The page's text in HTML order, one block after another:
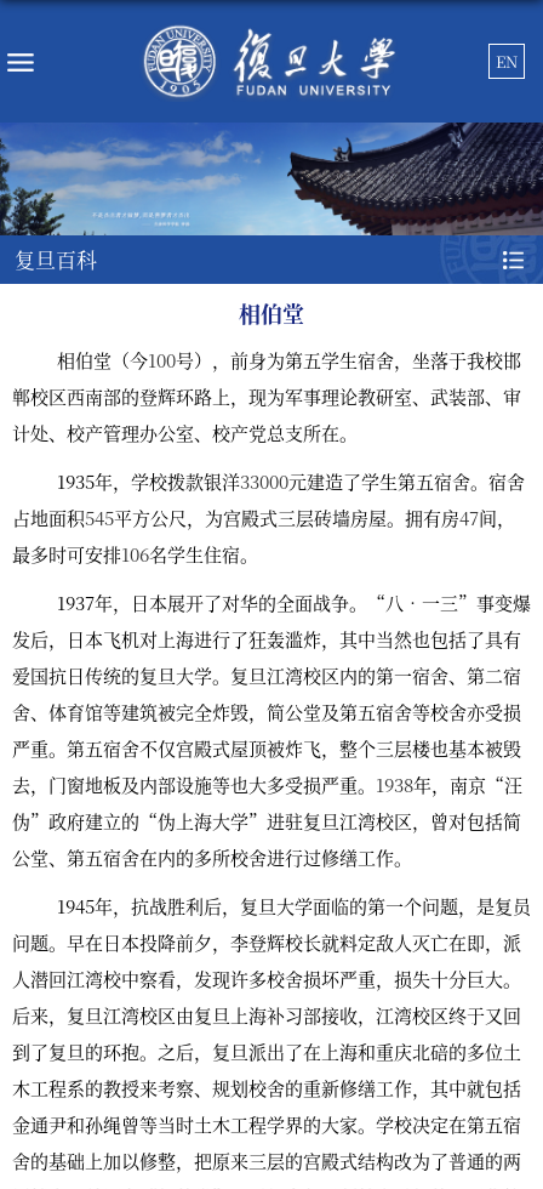
EN
复旦百科
相伯堂
相伯堂（今100号），前身为第五学生宿舍，坐落于我校邯
郸校区西南部的登辉环路上，现为军事理论教研室、武装部、审
计处、校产管理办公室、校产党总支所在。
1935年，学校拨款银洋33000元建造了学生第五宿舍。宿舍
占地面积545平方公尺，为宫殿式三层砖墙房屋。拥有房47间，
最多时可安排106名学生住宿。
1937年，日本展开了对华的全面战争。“八•一三”事变爆
发后，日本飞机对上海进行了狂轰滥炸，其中当然也包括了具有
爱国抗日传统的复旦大学。复旦江湾校区内的第一宿舍、第二宿
舍、体育馆等建筑被完全炸毁，简公堂及第五宿舍等校舍亦受损
严重。第五宿舍不仅宫殿式屋顶被炸飞，整个三层楼也基本被毁
去，门窗地板及内部设施等也大多受损严重。 1938年，南京“汪
伪”政府建立的“伪上海大学”进驻复旦江湾校区，曾对包括简
公堂、第五宿舍在内的多所校舍进行过修缮工作。
1945年，抗战胜利后， 复旦大学面临的第一个问题，是复员
问题。早在日本投降前夕，李登辉校长就料定敌人灭亡在即，派
人潜回江湾校中察看，发现许多校舍损坏严重，损失十分巨大。
后来， 复旦江湾校区由复旦上海补习部接收，江湾校区终于又回
到了复旦的环抱。之后，复旦派出了在上海和重庆北碚的多位土
木工程系的教授来考察、规划校舍的重新修缮工作，其中就包括
金通尹和孙绳曾等当时土木工程学界的大家。学校决定在第五宿
舍的基础上加以修整，把原来三层的宫殿式结构改为了普通的两